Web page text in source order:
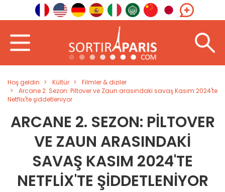
Hoş geldin Kültür
Filmler & diziler
Arcane 2. Sezon: Piltover ve Zaun arasındaki savaş Kasım 2024'te
Netflix'te şiddetleniyor
ARCANE 2. SEZON: PILTOVER
VE ZAUN ARASINDAKI
SAVAŞ KASIM 2024'TE
NETFLIX'TE ŞIDDETLENIYOR